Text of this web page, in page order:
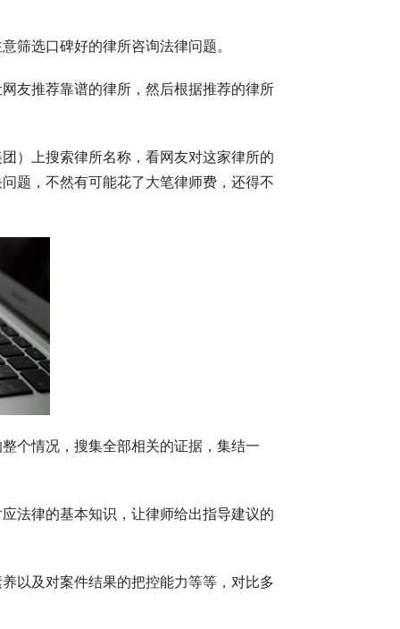
筛选口碑好的律所咨询法律问题。
友推荐靠谱的律所，然后根据推荐的律所
）上搜索律所名称，看网友对这家律所的
题，不然有可能花了大笔律师费，还得不
个情况，搜集全部相关的证据，集结一
法律的基本知识，让律师给出指导建议的
以及对案件结果的把控能力等等，对比多